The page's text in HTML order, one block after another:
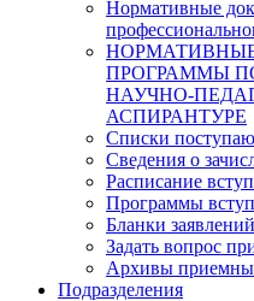
Нормативные
ПРОГРАММЫ
НАУЧНО-
АСПИРАНТУРЕ
Списки
Сведения о
Расписание
Программы
Бланки заявлений
Задать вопрос
Архивы
Подразделения